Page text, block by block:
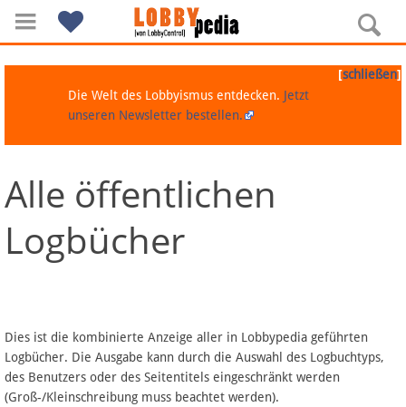
Navigation
Über Lobbypedia
Artikel nach Kategorien
FAQ
[schließen]
Die Welt des Lobbyismus entdecken. Jetzt
unseren Newsletter bestellen.
Alle öffentlichen
Logbücher
Dies ist die kombinierte Anzeige aller in Lobbypedia geführten
Logbücher. Die Ausgabe kann durch die Auswahl des Logbuchtyps,
des Benutzers oder des Seitentitels eingeschränkt werden
(Groß-/Kleinschreibung muss beachtet werden).